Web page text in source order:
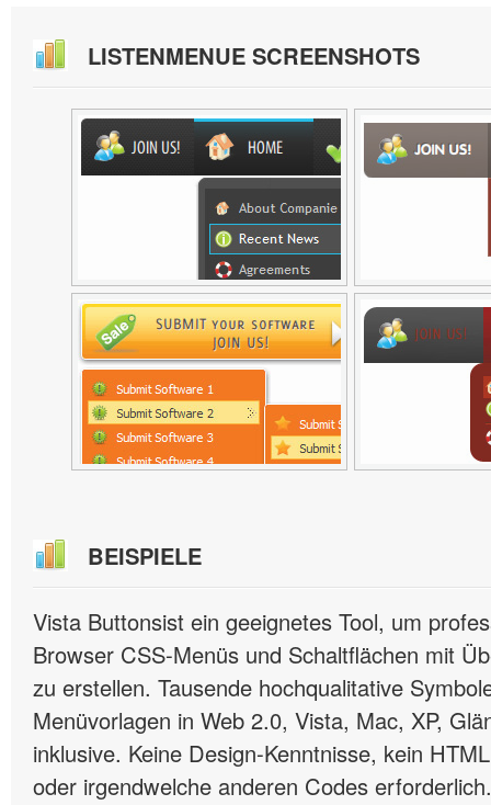
LISTENMENUE SCREENSHOTS
BEISPIELE
Vista Buttonsist ein geeignetes Tool, um
Browser CSS-Menüs und Schaltflächen mit
zu erstellen. Tausende hochqualitative
Menüvorlagen in Web 2.0, Vista, Mac, XP,
inklusive. Keine Design-Kenntnisse, kein
oder irgendwelche anderen Codes erforderlich.